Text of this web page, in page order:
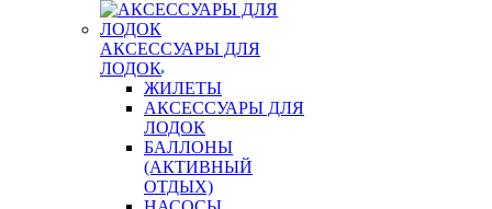
АКСЕССУАРЫ ДЛЯ
ЛОДОК
ЖИЛЕТЫ
АКСЕССУАРЫ ДЛЯ
ЛОДОК
БАЛЛОНЫ
(АКТИВНЫЙ
ОТДЫХ)